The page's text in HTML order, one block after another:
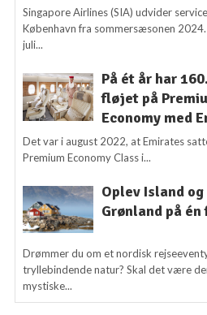
Singapore Airlines (SIA) udvider
København fra sommersæsonen 2024.
juli...
På ét år har
fløjet på
Economy med
Det var i august 2022, at Emirates
Premium Economy Class i...
Oplev Island og
Grønland på
Drømmer du om et nordisk
tryllebindende natur? Skal det være
mystiske...